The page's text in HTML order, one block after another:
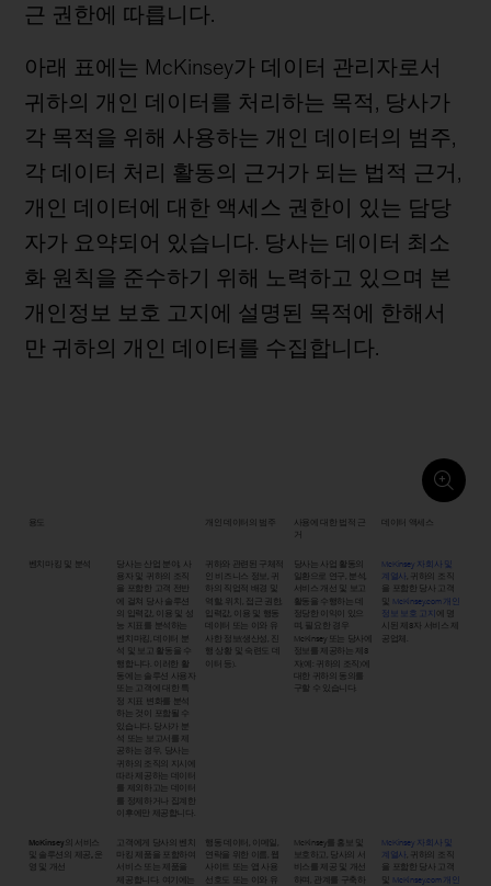
근 권한에 따릅니다.
아래 표에는 McKinsey가 데이터 관리자로서
귀하의 개인 데이터를 처리하는 목적, 당사가
각 목적을 위해 사용하는 개인 데이터의 범주,
각 데이터 처리 활동의 근거가 되는 법적 근거,
개인 데이터에 대한 액세스 권한이 있는 담당
자가 요약되어 있습니다. 당사는 데이터 최소
화 원칙을 준수하기 위해 노력하고 있으며 본
개인정보 보호 고지에 설명된 목적에 한해서
만 귀하의 개인 데이터를 수집합니다.
용도 개인 데이터의 범주
사용에 대한 법적 근
거
데이터 액세스
벤치마킹 및 분석
당사는 산업 분야, 사
용자 및 귀하의 조직
을 포함한 고객 전반
에 걸쳐 당사 솔루션
의 입력값, 이용 및 성
능 지표를 분석하는
벤치마킹, 데이터 분
석 및 보고 활동을 수
행합니다. 이러한 활
동에는 솔루션 사용자
또는 고객에 대한 특
정 지표 변화를 분석
하는 것이 포함될 수
있습니다. 당사가 분
석 또는 보고서를 제
공하는 경우, 당사는
귀하의 조직의 지시에
따라 제공하는 데이터
를 제외하고는 데이터
를 정제하거나 집계한
이후에만 제공합니다.
귀하와 관련된 구체적
인 비즈니스 정보, 귀
하의 직업적 배경 및
역할, 위치, 접근 권한,
입력값, 이용 및 행동
데이터 또는 이와 유
사한 정보(생산성, 진
행 상황 및 숙련도 데
이터 등).
당사는 사업 활동의
일환으로 연구, 분석,
서비스 개선 및 보고
활동을 수행하는 데
정당한 이익이 있으
며, 필요한 경우
McKinsey 또는 당사에
정보를 제공하는 제3
자(예: 귀하의 조직)에
대한 귀하의 동의를
구할 수 있습니다.
McKinsey 자회사 및
계열사
, 귀하의 조직
을 포함한 당사 고객
및 McKinsey.com 개인
정보 보호 고지 에 명
시된 제3자 서비스 제
McKinsey의 서비스
및 솔루션의 제공, 운
영 및 개선
고객에게 당사의 벤치
마킹 제품을 포함하여
서비스 또는 제품을
제공합니다. 여기에는
행동 데이터, 이메일,
연락을 위한 이름, 웹
사이트 또는 앱 사용
선호도 또는 이와 유
McKinsey를 홍보 및
보호하고, 당사의 서
비스를 제공 및 개선
하며, 관계를 구축하
McKinsey 자회사 및
계열사
, 귀하의 조직
을 포함한 당사 고객
및 McKinsey.com 개인